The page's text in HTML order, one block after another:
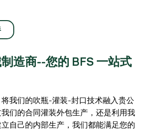
造商--您的 BFS 一站式
我们的吹瓶-灌装-封口技术融入贵公
们的合同灌装外包生产，还是利用我
自己的内部生产，我们都能满足您的